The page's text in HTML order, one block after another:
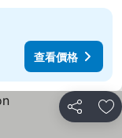
查看價格
分享 加